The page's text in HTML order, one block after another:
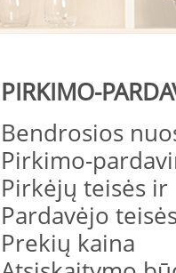
PIRKIMO-
Bendrosios
Pirkimo-
Pirkėjų teisės ir
Pardavėjo
Prekių kaina